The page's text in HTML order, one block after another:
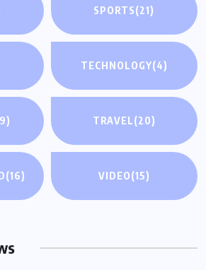
SPORTS(21)
TECHNOLOGY(4)
TRAVEL(20)
(16) VIDEO(15)